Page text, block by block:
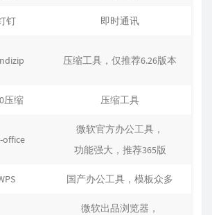
钉 即时通讯
压缩工具，仅推荐6.26版本
压缩 压缩工具
office
微软官方办公工具，
功能强大，推荐365版
国产办公工具，模板众多
微软出品浏览器，